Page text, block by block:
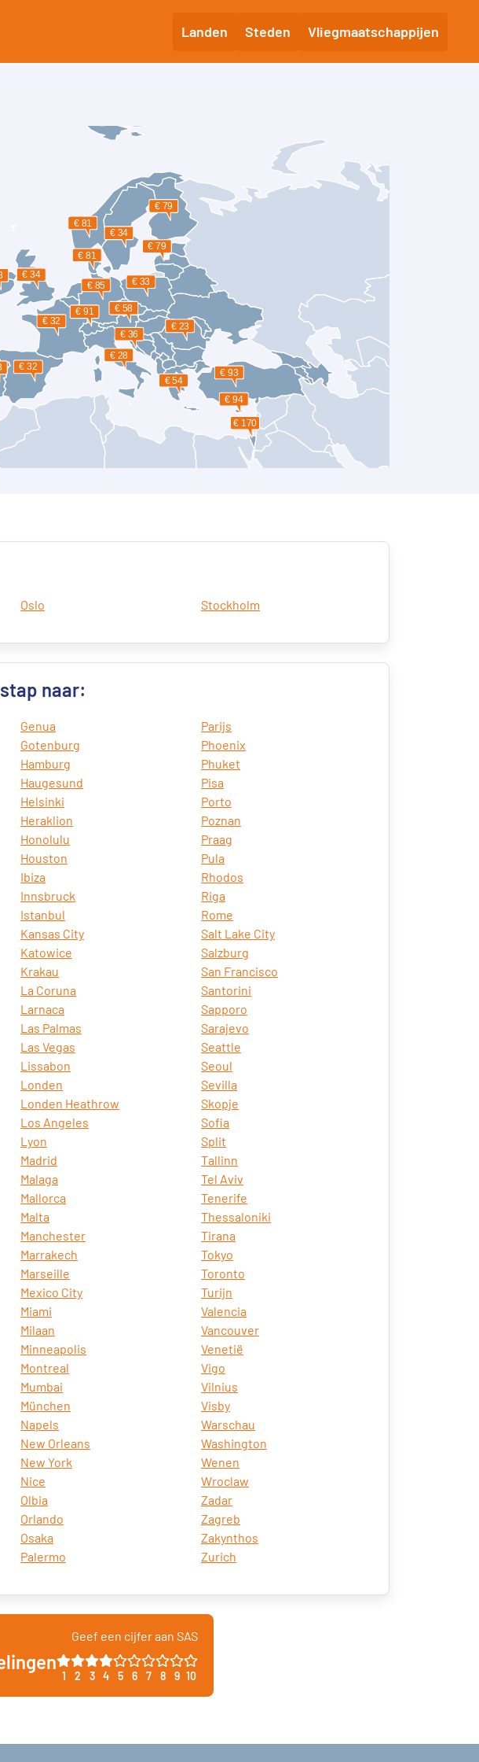
Landen Steden Vliegmaatschappijen
Oslo Stockholm
naar:
Genua
Gotenburg
Hamburg
Haugesund
Helsinki
Heraklion
Honolulu
Houston
Ibiza
Innsbruck
Istanbul
Kansas City
Katowice
Krakau
La Coruna
Larnaca
Las Palmas
Las Vegas
Lissabon
Londen
Londen Heathrow
Los Angeles
Lyon
Madrid
Malaga
Mallorca
Malta
Manchester
Marrakech
Marseille
Mexico City
Miami
Milaan
Minneapolis
Montreal
Mumbai
München
Napels
New Orleans
New York
Nice
Olbia
Orlando
Osaka
Palermo
Parijs
Phoenix
Phuket
Pisa
Porto
Poznan
Praag
Pula
Rhodos
Riga
Rome
Salt Lake City
Salzburg
San Francisco
Santorini
Sapporo
Sarajevo
Seattle
Seoul
Sevilla
Skopje
Sofia
Split
Tallinn
Tel Aviv
Tenerife
Thessaloniki
Tirana
Tokyo
Toronto
Turijn
Valencia
Vancouver
Venetië
Vigo
Vilnius
Visby
Warschau
Washington
Wenen
Wroclaw
Zadar
Zagreb
Zakynthos
Zurich
Geef een cijfer aan SAS
1 2 3 4 5 6 7 8 9 10